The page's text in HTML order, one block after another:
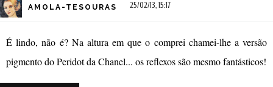
AMOLA-TESOURAS 25/02/13, 15:17
É lindo, não é? Na altura em que o comprei chamei-lhe a versão
pigmento do Peridot da Chanel... os reflexos são mesmo fantásticos!